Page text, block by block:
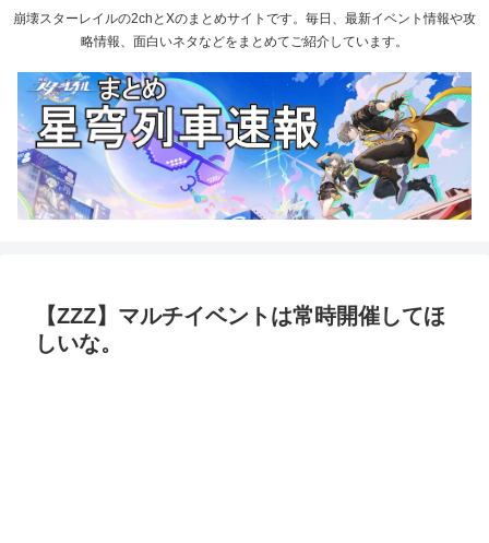
崩壊スターレイルの2chとXのまとめサイトです。毎日、最新イベント情報や攻
略情報、面白いネタなどをまとめてご紹介しています。
【ZZZ】マルチイベントは常時開催してほ
しいな。